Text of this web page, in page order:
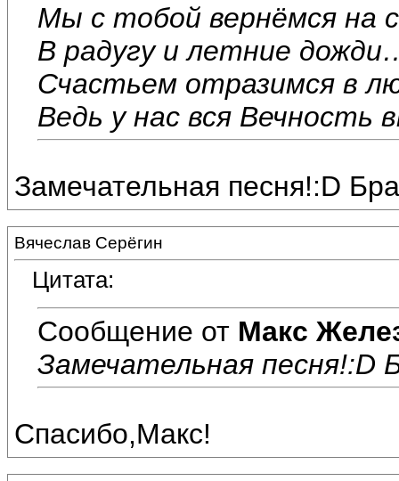
Мы с тобой вернёмся на
В радугу и летние
Счастьем отразимся в
Ведь у нас вся Вечность
Замечательная песня!:D
Вячеслав Серёгин
Цитата:
Сообщение от Макс
Замечательная песня!:D
Спасибо,Макс!